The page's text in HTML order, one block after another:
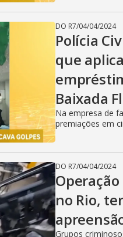
DO R7/04/04/2024
Polícia
que
Baixada
Na empresa de
premiações em
DO R7/04/04/2024
no Rio,
Grupos